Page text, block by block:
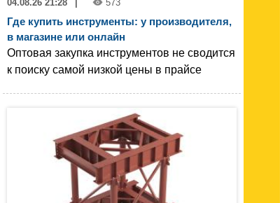
04.08.26 21:28 573
Где купить инструменты: у производителя,
в магазине или онлайн
Оптовая закупка инструментов не сводится
к поиску самой низкой цены в прайсе